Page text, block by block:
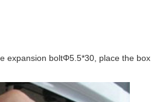
expansion boltΦ5.5*30, place the box